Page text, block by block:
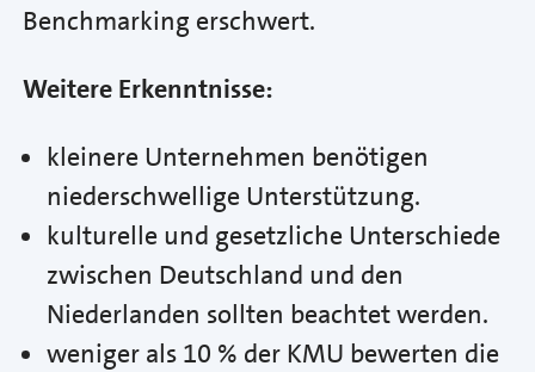
Benchmarking erschwert.
Weitere Erkenntnisse:
kleinere Unternehmen benötigen
niederschwellige Unterstützung.
kulturelle und gesetzliche Unterschiede
zwischen Deutschland und den
Niederlanden sollten beachtet werden.
weniger als 10 % der KMU bewerten die